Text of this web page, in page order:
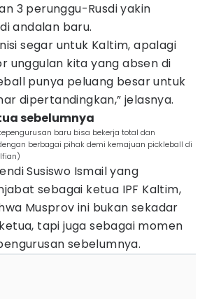
3 perunggu-Rusdi yakin
andalan baru.
segar untuk Kaltim, apalagi
unggulan kita yang absen di
punya peluang besar untuk
dipertandingkan,” jelasnya.
sebelumnya
baru bisa bekerja total dan
berbagai pihak demi kemajuan pickleball di
Susiswo Ismail yang
sebagai ketua IPF Kaltim,
Musprov ini bukan sekadar
tapi juga sebagai momen
sebelumnya.